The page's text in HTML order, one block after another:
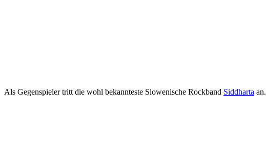
Als Gegenspieler tritt die wohl bekannteste Slowenische Rockband Siddharta